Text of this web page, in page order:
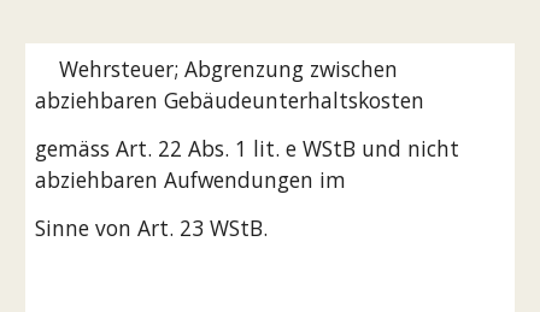
    Wehrsteuer; Abgrenzung zwischen
abziehbaren Gebäudeunterhaltskosten
gemäss Art. 22 Abs. 1 lit. e WStB und nicht
abziehbaren Aufwendungen im
Sinne von Art. 23 WStB.